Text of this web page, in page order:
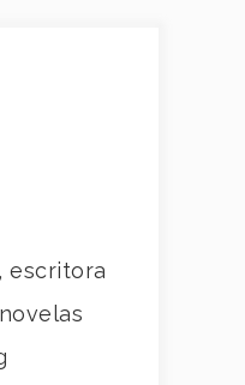
, escritora